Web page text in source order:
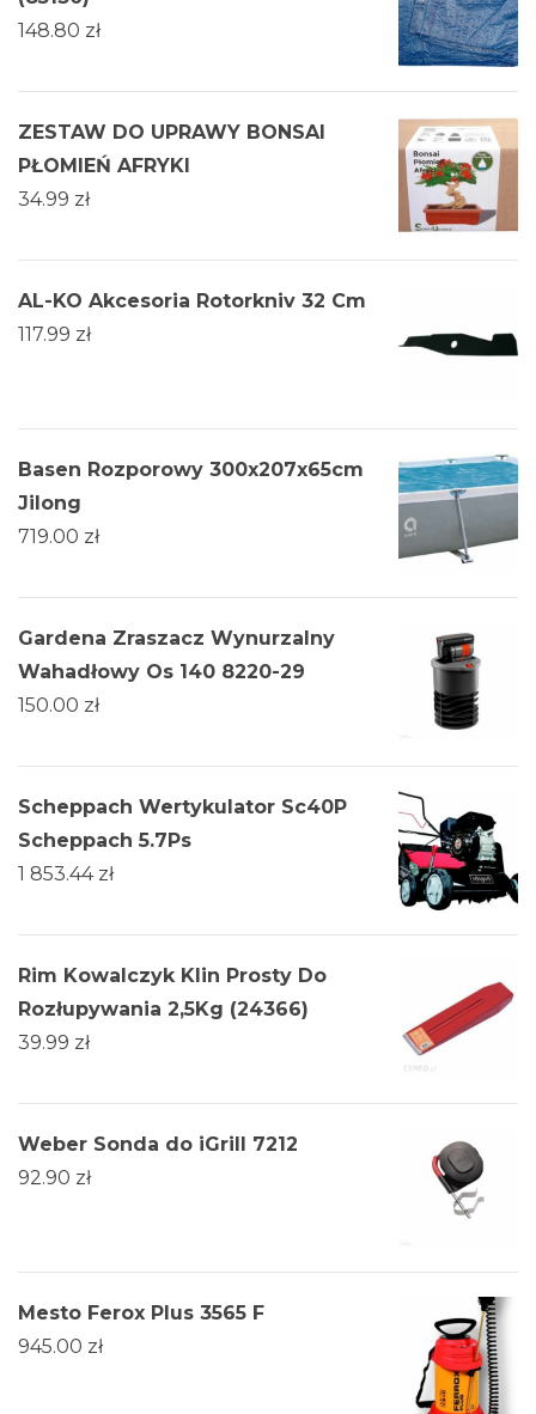
148.80 zł
ZESTAW DO UPRAWY BONSAI
PŁOMIEŃ AFRYKI
34.99 zł
AL-KO Akcesoria Rotorkniv 32 Cm
117.99 zł
Basen Rozporowy 300x207x65cm
Jilong
719.00 zł
Gardena Zraszacz Wynurzalny
Wahadłowy Os 140 8220-29
150.00 zł
Scheppach Wertykulator Sc40P
Scheppach 5.7Ps
1 853.44 zł
Rim Kowalczyk Klin Prosty Do
Rozłupywania 2,5Kg (24366)
39.99 zł
Weber Sonda do iGrill 7212
92.90 zł
Mesto Ferox Plus 3565 F
945.00 zł